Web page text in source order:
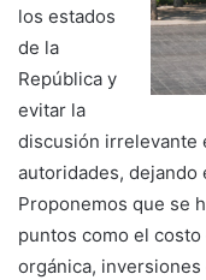
los estados
de la
República y
evitar la
discusión irrelevante
autoridades, dejando
Proponemos que se
puntos como el
orgánica,